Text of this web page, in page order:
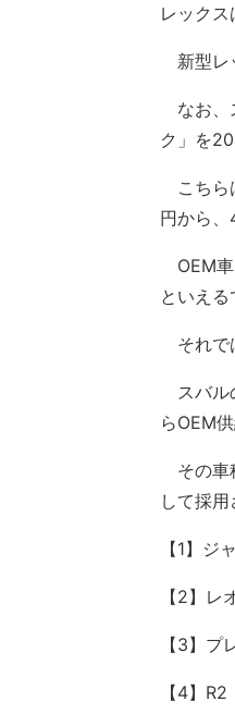
レックス
新型レ
なお、
ク」を
こちら
円から
OEM車
といえる
それで
スバル
らOEM
その車
して採
【1】ジ
【2】レ
【3】プ
【4】R2